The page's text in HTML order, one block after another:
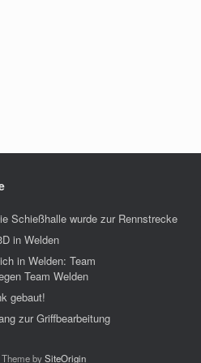
Schießhalle wurde zur Rennstrecke
in Welden
in Welden: Team
Team Welden
gebaut!
zur Griffbearbeitung
Theme bySiteOrigin